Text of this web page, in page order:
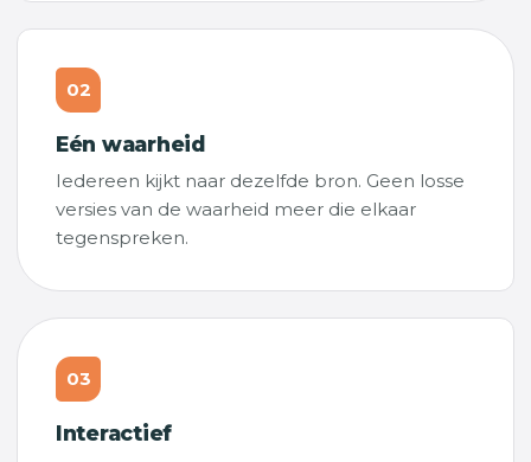
02
Eén waarheid
Iedereen kijkt naar dezelfde bron. Geen losse
versies van de waarheid meer die elkaar
tegenspreken.
03
Interactief